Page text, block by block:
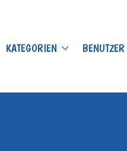
KATEGORIEN BENUTZER